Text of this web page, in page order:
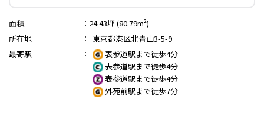
面積 ： 24.43坪 (80.79m²)
所在地
：
東京都港区北青山3-5-9
最寄駅
：
表参道駅まで徒歩4分
表参道駅まで徒歩4分
表参道駅まで徒歩4分
外苑前駅まで徒歩7分